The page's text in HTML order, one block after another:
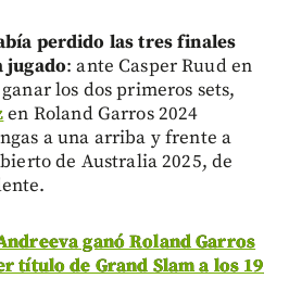
perdido las tres finales
jugado: ante Casper Ruud en
los dos primeros sets,
en Roland Garros 2024
a una arriba y frente a
de Australia 2025, de
ganó Roland Garros
título de Grand Slam a los 19